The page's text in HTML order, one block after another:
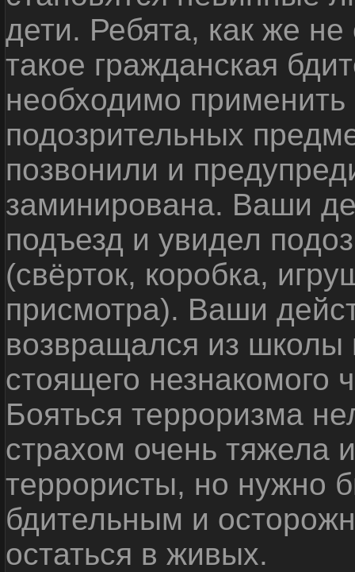
дети. Ребята, как же не
такое гражданская
необходимо
подозрительных
позвонили и
заминирована. Ваши
подъезд и увидел
(свёрток, коробка,
присмотра). Ваши
возвращался из школы
стоящего незнакомого
Бояться терроризма
страхом очень тяжела
террористы, но нужно
бдительным и
остаться в живых.